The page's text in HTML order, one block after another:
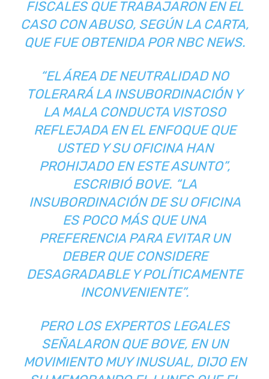
FISCALES QUE TRABAJARON EN EL
CASO CON ABUSO, SEGÚN LA CARTA,
QUE FUE OBTENIDA POR NBC NEWS.
“EL ÁREA DE NEUTRALIDAD NO
TOLERARÁ LA INSUBORDINACIÓN Y
LA MALA CONDUCTA VISTOSO
REFLEJADA EN EL ENFOQUE QUE
USTED Y SU OFICINA HAN
PROHIJADO EN ESTE ASUNTO”,
ESCRIBIÓ BOVE. “LA
INSUBORDINACIÓN DE SU OFICINA
ES POCO MÁS QUE UNA
PREFERENCIA PARA EVITAR UN
DEBER QUE CONSIDERE
DESAGRADABLE Y POLÍTICAMENTE
INCONVENIENTE”.
PERO LOS EXPERTOS LEGALES
SEÑALARON QUE BOVE, EN UN
MOVIMIENTO MUY INUSUAL, DIJO EN